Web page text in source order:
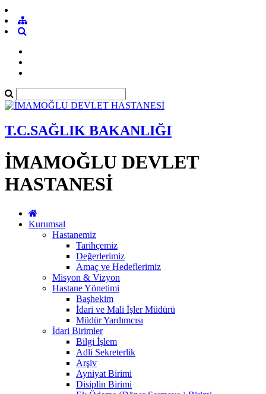
T.C.SAĞLIK BAKANLIĞI
İMAMOĞLU DEVLET
HASTANESİ
Kurumsal
Hastanemiz
Tarihçemiz
Değerlerimiz
Amaç ve Hedeflerimiz
Misyon & Vizyon
Hastane Yönetimi
Başhekim
İdari ve Mali İşler Müdürü
Müdür Yardımcısı
İdari Birimler
Bilgi İşlem
Adli Sekreterlik
Arşiv
Ayniyat Birimi
Disiplin Birimi